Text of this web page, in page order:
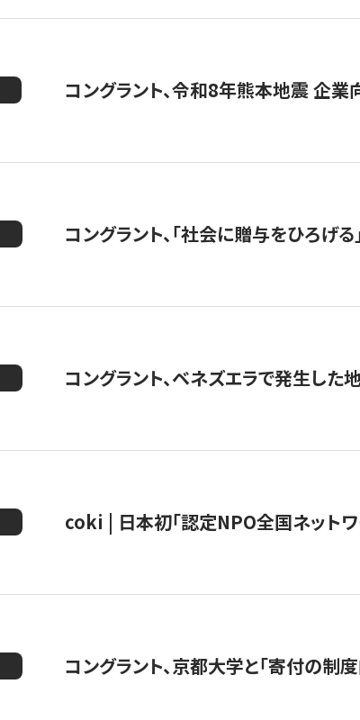
コングラント、令和8年熊本地震 企
コングラント、「社会に贈与をひろげ
コングラント、ベネズエラで発生し
coki | 日本初「認定NPO全国ネット
コングラント、京都大学と「寄付の